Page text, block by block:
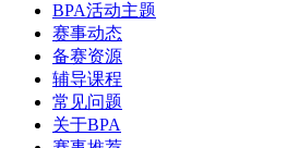
BPA活动主题
赛事动态
备赛资源
辅导课程
常见问题
关于BPA